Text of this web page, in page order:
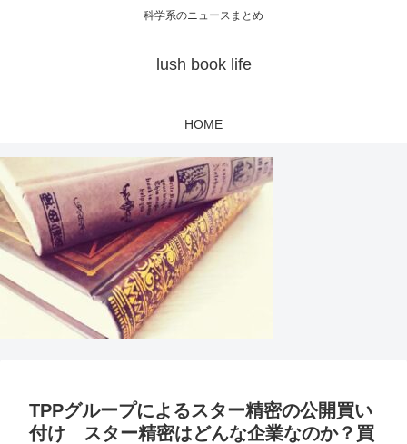
科学系のニュースまとめ
lush book life
HOME
TPPグループによるスター精密の公開買い
付け スター精密はどんな企業なのか？買